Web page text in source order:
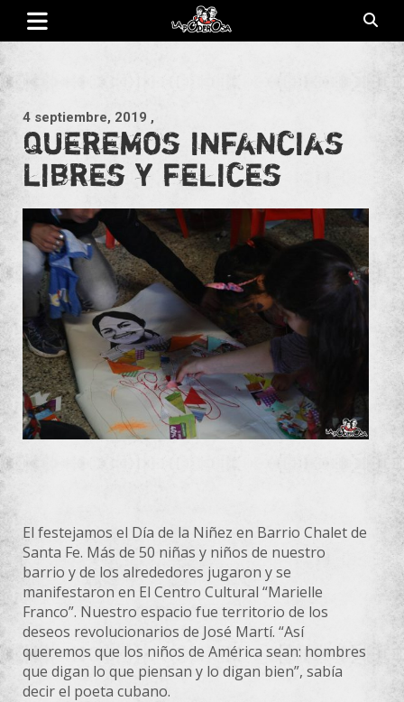
Saltar
contenido
4 septiembre, 2019 ,
Queremos infancias
libres y felices
El festejamos el Día de la Niñez en Barrio Chalet de
Santa Fe. Más de 50 niñas y niños de nuestro
barrio y de los alrededores jugaron y se
manifestaron en El Centro Cultural “Marielle
Franco”. Nuestro espacio fue territorio de los
deseos revolucionarios de José Martí. “Así
queremos que los niños de América sean: hombres
que digan lo que piensan y lo digan bien”, sabía
decir el poeta cubano.